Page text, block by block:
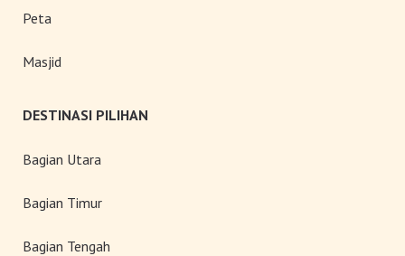
Peta
Masjid
DESTINASI PILIHAN
Bagian Utara
Bagian Timur
Bagian Tengah